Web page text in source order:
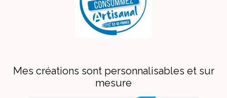
Mes créations sont personnalisables et sur
mesure